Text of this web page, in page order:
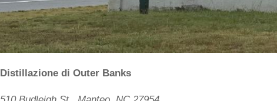
Distillazione di Outer Banks